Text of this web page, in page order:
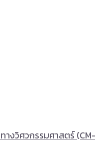
งวิศวกรรมศาสตร์